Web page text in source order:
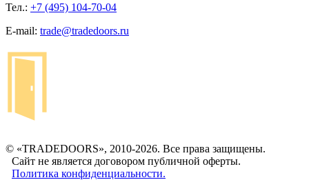
Тел.: +7 (495) 104-70-04
E-mail: trade@tradedoors.ru
© «TRADEDOORS», 2010-2026. Все права защищены.
Сайт не является договором публичной оферты.
Политика конфиденциальности.